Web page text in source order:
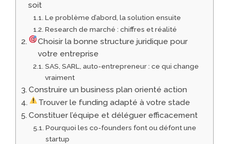
soit
Le problème d’abord, la solution ensuite
Research de marché : chiffres et réalité
Choisir la bonne structure juridique pour
votre entreprise
SAS, SARL, auto-entrepreneur : ce qui change
vraiment
Construire un business plan orienté action
Trouver le funding adapté à votre stade
Constituer l’équipe et déléguer efficacement
Pourquoi les co-founders font ou défont une
startup